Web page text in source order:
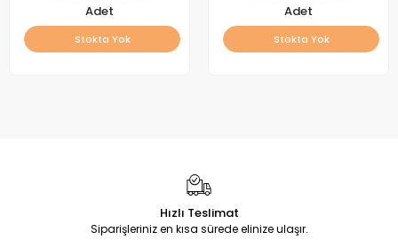
Adet
Stokta Yok
Adet
Stokta Yok
Hızlı Teslimat
Siparişleriniz en kısa sürede elinize ulaşır.